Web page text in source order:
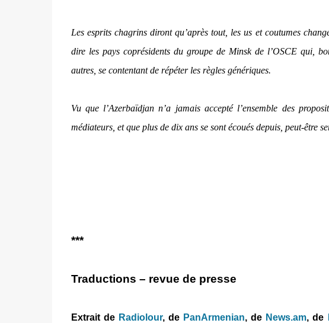
Les esprits chagrins diront qu’après tout, les us et coutumes
dire les pays coprésidents du groupe de Minsk de l’OSCE qui,
autres, se contentant de répéter les règles génériques.
Vu que l’Azerbaïdjan n’a jamais accepté l’ensemble des
médiateurs, et que plus de dix ans se sont écoués depuis, peut-être
***
Traductions – revue de presse
Extrait de Radiolour, de PanArmenian, de News.am, de